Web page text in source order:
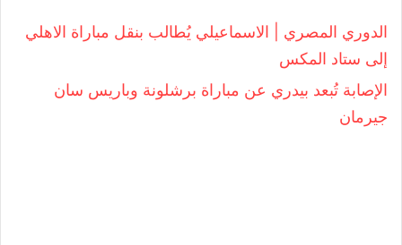
الدوري المصري | الاسماعيلي يُطالب بنقل مباراة الاهلي
إلى ستاد المكس
الإصابة تُبعد بيدري عن مباراة برشلونة وباريس سان
جيرمان